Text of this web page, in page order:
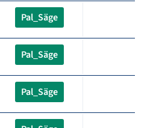
Pal_Säge
Pal_Säge
Pal_Säge